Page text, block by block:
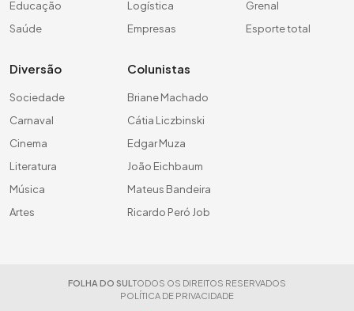
Educação
Saúde
Logística
Empresas
Grenal
Esporte total
Diversão
Sociedade
Carnaval
Cinema
Literatura
Música
Artes
Colunistas
Briane Machado
Cátia Liczbinski
Edgar Muza
João Eichbaum
Mateus Bandeira
Ricardo Peró Job
FOLHA DO SUL TODOS OS DIREITOS RESERVADOS
POLÍTICA DE PRIVACIDADE